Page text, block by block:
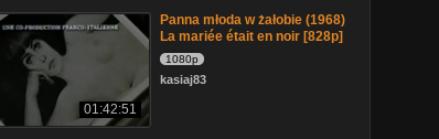
01:42:51
Panna młoda w żałobie (1968)
La mariée était en noir [828p]
1080p
kasiaj83